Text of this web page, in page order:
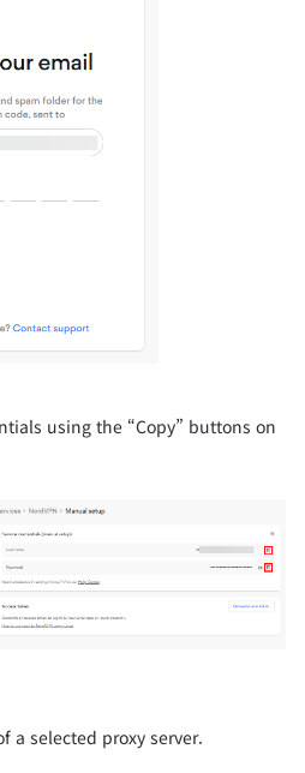
using the “Copy” buttons on
a selected proxy server.